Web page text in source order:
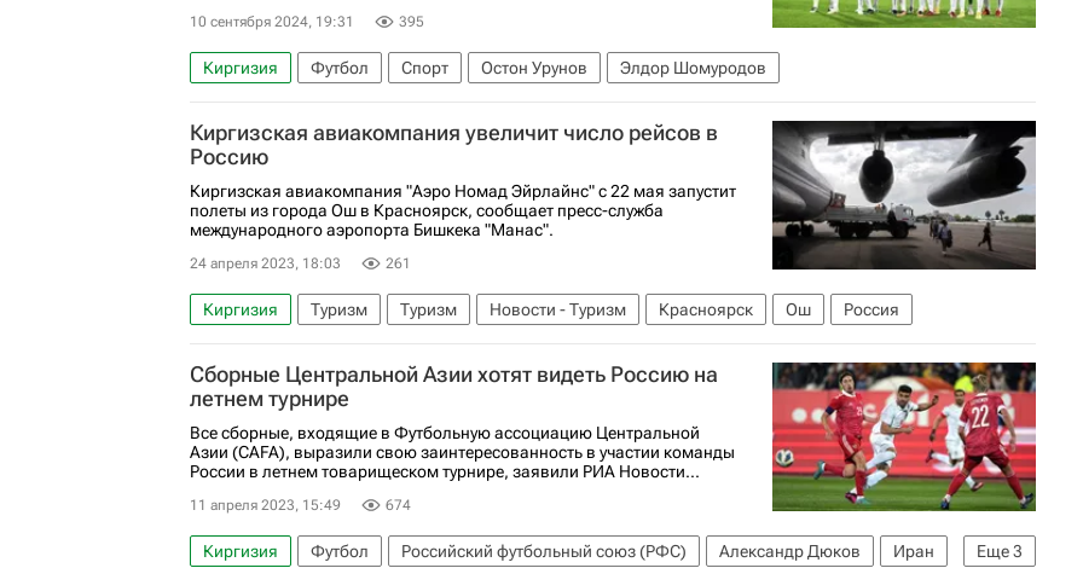
10 сентября 2024, 19:31 395
Киргизия Футбол Спорт Остон Урунов Элдор Шомуродов
Киргизская авиакомпания увеличит число рейсов в
Россию
Киргизская авиакомпания "Аэро Номад Эйрлайнс" с 22 мая запустит
полеты из города Ош в Красноярск, сообщает пресс-служба
международного аэропорта Бишкека "Манас".
24 апреля 2023, 18:03 261
Киргизия Туризм Туризм Новости - Туризм Красноярск Ош Россия
Сборные Центральной Азии хотят видеть Россию на
летнем турнире
Все сборные, входящие в Футбольную ассоциацию Центральной
Азии (CAFA), выразили свою заинтересованность в участии команды
России в летнем товарищеском турнире, заявили РИА Новости...
11 апреля 2023, 15:49 674
Еще3
Киргизия Футбол Российский футбольный союз (РФС) Александр Дюков
Иран